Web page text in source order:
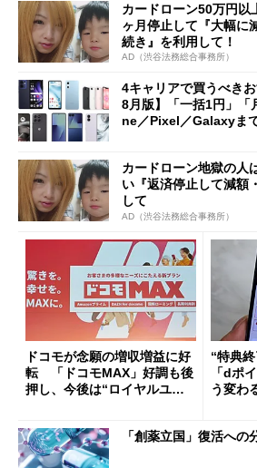
も
カードローン50万円以
ヶ月停止して『大幅に
続き』を利用して！
AD（渋谷法務総合事務所）
4キャリアで買うべき
8月版】「一括1円」「
ne／Pixel／Galaxyま
カードローン地獄の人
い『返済停止して減額
して
AD（渋谷法務総合事務所）
ドコモが念願の増収増益に好
転 「ドコモMAX」好調も後
押し、今後は“ロイヤルユー
“特典
「dポ
う変わ
「創薬立国」復活への